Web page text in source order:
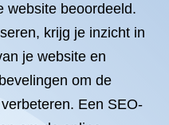
website beoordeeld.
krijg je inzicht in
je website en
om de
Een SEO-